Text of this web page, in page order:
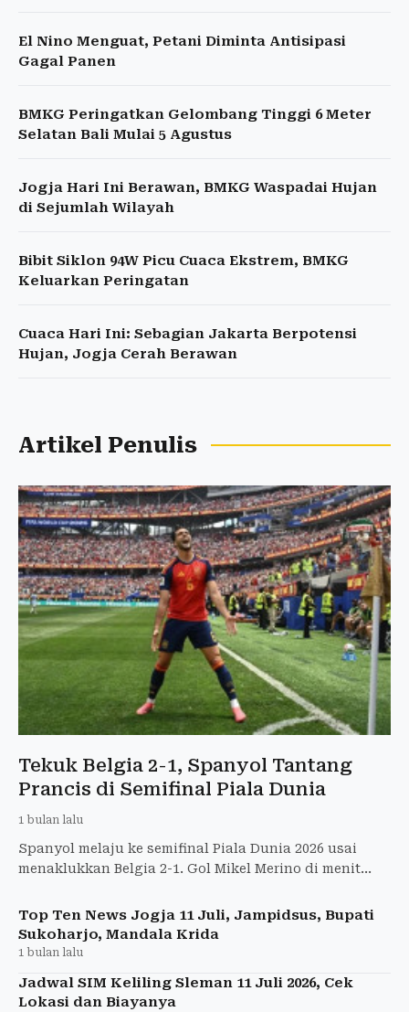
El Nino Menguat, Petani Diminta Antisipasi
Gagal Panen
BMKG Peringatkan Gelombang Tinggi 6 Meter
Selatan Bali Mulai 5 Agustus
Jogja Hari Ini Berawan, BMKG Waspadai Hujan
di Sejumlah Wilayah
Bibit Siklon 94W Picu Cuaca Ekstrem, BMKG
Keluarkan Peringatan
Cuaca Hari Ini: Sebagian Jakarta Berpotensi
Hujan, Jogja Cerah Berawan
Artikel Penulis
Tekuk Belgia 2-1, Spanyol Tantang
Prancis di Semifinal Piala Dunia
1 bulan lalu
Spanyol melaju ke semifinal Piala Dunia 2026 usai
menaklukkan Belgia 2-1. Gol Mikel Merino di menit
Top Ten News Jogja 11 Juli, Jampidsus, Bupati
Sukoharjo, Mandala Krida
1 bulan lalu
Jadwal SIM Keliling Sleman 11 Juli 2026, Cek
Lokasi dan Biayanya